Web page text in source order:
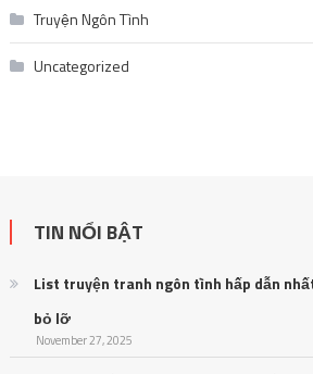
Truyện Ngôn Tình
Uncategorized
TIN NỔI BẬT
List truyện tranh ngôn tình hấp dẫn
bỏ lỡ
November 27, 2025